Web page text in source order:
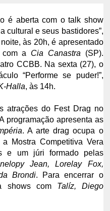
é aberta com o talk show
cultural e seus bastidores”,
às 20h, é apresentado
com a Cia Canastra (SP).
CCBB. Na sexta (27), o
“Performe se puder!”,
Halla, às 14h.
atrações do Fest Drag no
programação apresenta as
. A arte drag ocupa o
Mostra Competitiva Vera
e um júri formado pelas
Jean, Lorelay Fox,
Brondi. Para encerrar o
shows com Talíz, Diego